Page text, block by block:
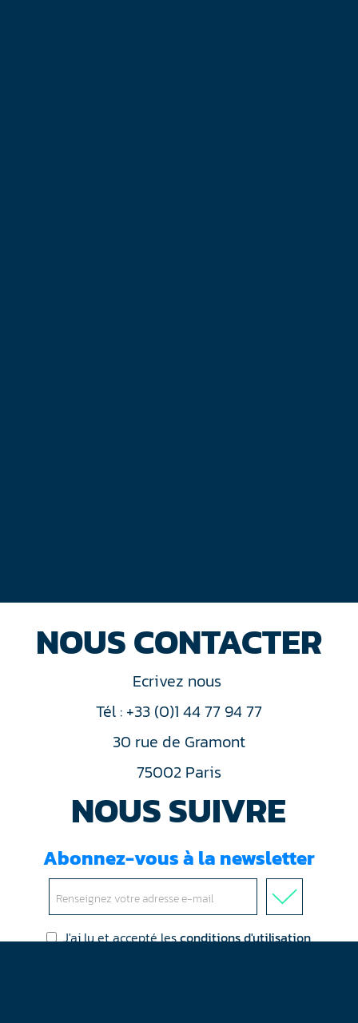
NOUS CONTACTER
Ecrivez nous
Tél : +33 (0)1 44 77 94 77
30 rue de Gramont
75002 Paris
NOUS SUIVRE
Abonnez-vous à la newsletter
J'ai lu et accepté lesconditions d'utilisation